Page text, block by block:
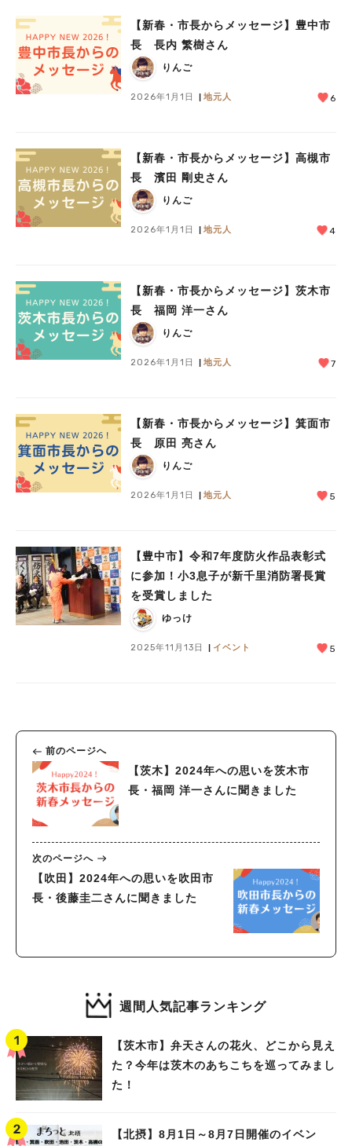
【新春・市長からメッセージ】豊中市
長 長内 繁樹さん
りんご
2026年1月1日 地元人 6
【新春・市長からメッセージ】高槻市
長 濱田 剛史さん
りんご
2026年1月1日 地元人 4
【新春・市長からメッセージ】茨木市
長 福岡 洋一さん
りんご
2026年1月1日 地元人 7
【新春・市長からメッセージ】箕面市
長 原田 亮さん
りんご
2026年1月1日 地元人 5
【豊中市】令和7年度防火作品表彰式
に参加！小3息子が新千里消防署長賞
を受賞しました
ゆっけ
2025年11月13日 イベント 5
前のページへ
【茨木】2024年への思いを茨木市
長・福岡 洋一さんに聞きました
次のページへ
【吹田】2024年への思いを吹田市
長・後藤圭二さんに聞きました
週間人気記事ランキング
【茨木市】弁天さんの花火、どこから見え
た？今年は茨木のあちこちを巡ってみまし
た！
【北摂】8月1日～8月7日開催のイベン
人気のキーワード
#今週どこいく？ #自然とふれあう#ランチ
#教えたい／教えて投稿記事
#大阪学院大 商品開発プロジェクト